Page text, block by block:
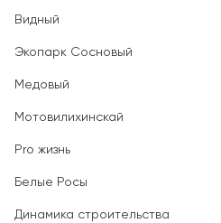
Видный
Экопарк Сосновый
Медовый
Мотовилихинскай
Pro жизнь
Белые Росы
Динамика строительства